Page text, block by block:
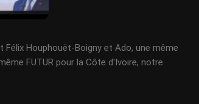
Félix Houphouët-Boigny et Ado, une même
FUTUR pour la Côte d'Ivoire, notre